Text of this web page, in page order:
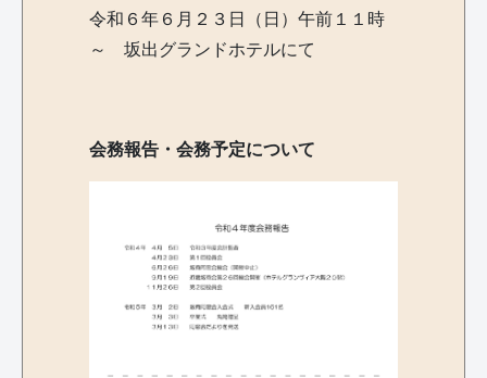
令和６年６月２３日（日）午前１１時
～ 坂出グランドホテルにて
会務報告・会務予定について